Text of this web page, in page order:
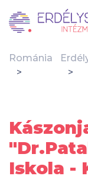
Románia
Iskola -